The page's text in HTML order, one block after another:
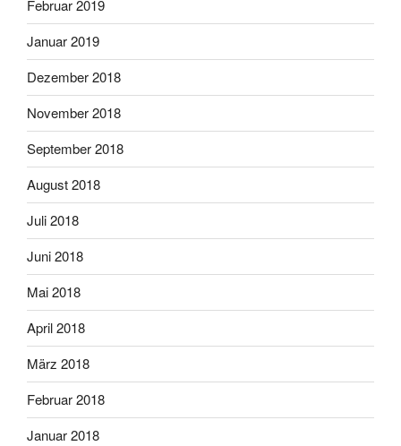
Februar 2019
Januar 2019
Dezember 2018
November 2018
September 2018
August 2018
Juli 2018
Juni 2018
Mai 2018
April 2018
März 2018
Februar 2018
Januar 2018